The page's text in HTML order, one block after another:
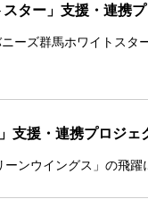
ター」支援・連携
ーズ群馬ホワイトス
支援・連携プロジェ
ンウイングス」の飛